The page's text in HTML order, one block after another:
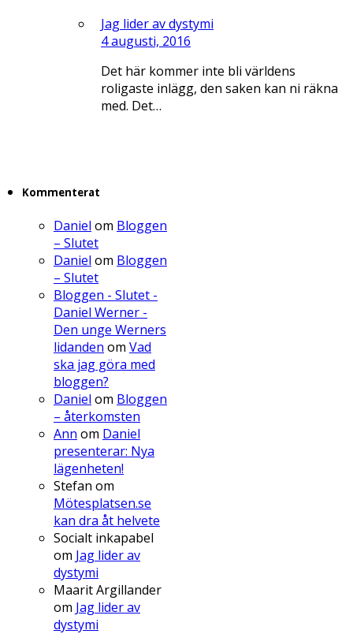
Jag lider av dystymi
4 augusti, 2016
Det här kommer inte bli världens
roligaste inlägg, den saken kan ni räkna
med. Det…
Kommenterat
Daniel om Bloggen
– Slutet
Daniel om Bloggen
– Slutet
Bloggen - Slutet -
Daniel Werner -
Den unge Werners
lidanden om Vad
ska jag göra med
bloggen?
Daniel om Bloggen
– återkomsten
Ann om Daniel
presenterar: Nya
lägenheten!
Stefan om
Mötesplatsen.se
kan dra åt helvete
Socialt inkapabel
om Jag lider av
dystymi
Maarit Argillander
om Jag lider av
dystymi